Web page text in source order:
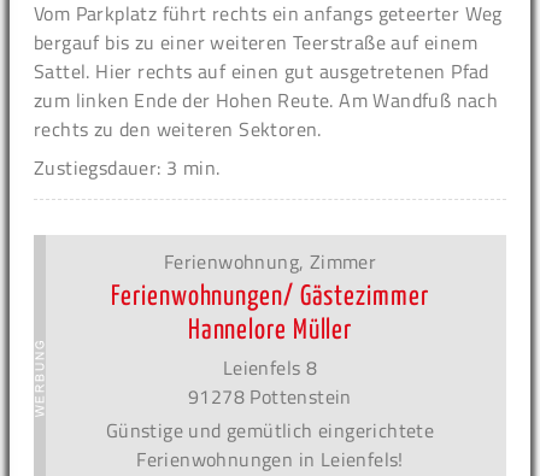
Vom Parkplatz führt rechts ein anfangs geteerter Weg
bergauf bis zu einer weiteren Teerstraße auf einem
Sattel. Hier rechts auf einen gut ausgetretenen Pfad
zum linken Ende der Hohen Reute. Am Wandfuß nach
rechts zu den weiteren Sektoren.
Zustiegsdauer: 3 min.
Ferienwohnung, Zimmer
Ferienwohnungen/ Gästezimmer
Hannelore Müller
Leienfels 8
91278 Pottenstein
Günstige und gemütlich eingerichtete
Ferienwohnungen in Leienfels!